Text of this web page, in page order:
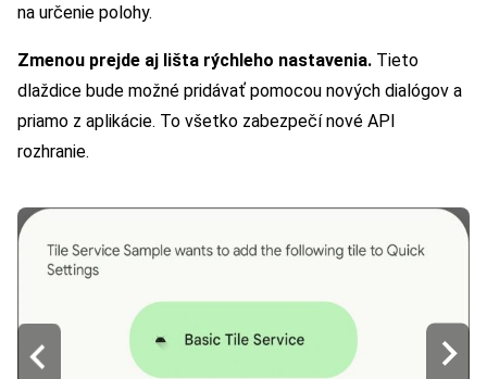
na určenie polohy.
Zmenou prejde aj lišta rýchleho nastavenia. Tieto
dlaždice bude možné pridávať pomocou nových dialógov a
priamo z aplikácie. To všetko zabezpečí nové API
rozhranie.